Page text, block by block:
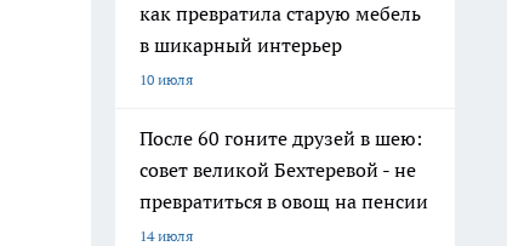
как превратила старую мебель
в шикарный интерьер
10 июля
После 60 гоните друзей в шею:
совет великой Бехтеревой - не
превратиться в овощ на пенсии
14 июля